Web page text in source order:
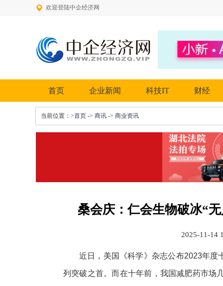
欢迎登陆中企经济网
首页 企业新闻 科技IT 财经
当前位置： >首页 -> 商讯 -> 商业资讯
桑会庆：仁会生物破冰“
2025-11-14
近日，美国《科学》杂志公布2023年度
列突破之首。而在十年前，我国减肥药市场